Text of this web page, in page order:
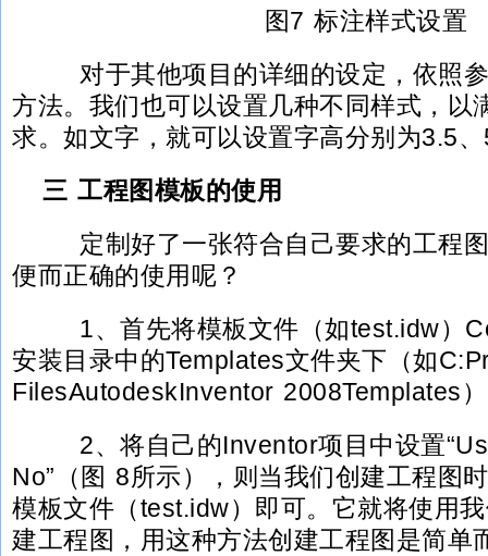
图7 标注样式设置
对于其他项目的详细的设定，依照
方法。我们也可以设置几种不同样式，以
求。如文字，就可以设置字高分别为3.5
三 工程图模板的使用
定制好了一张符合自己要求的工程
便而正确的使用呢？
1、首先将模板文件（如test.idw）
安装目录中的Templates文件夹下（如
FilesAutodeskInventor 2008Templates
2、将自己的Inventor项目中设置
No”（图 8所示），则当我们创建工程图
模板文件（test.idw）即可。它就将使用
建工程图，用这种方法创建工程图是简单